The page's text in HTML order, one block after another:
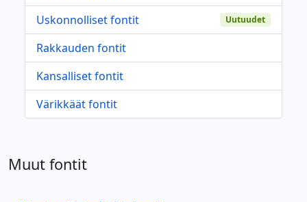
Uskonnolliset fontit
Uutuudet
Rakkauden fontit
Kansalliset fontit
Värikkäät fontit
Muut fontit